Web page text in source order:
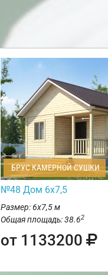
БРУС КАМЕРНОЙ СУШКИ
№48 Дом 6х7,5
Размер: 6х7,5 м
Общая площадь: 38.62
от 1133200